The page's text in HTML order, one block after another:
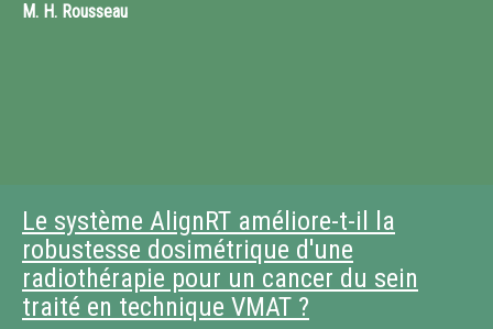
M. H. Rousseau
Le système AlignRT améliore-t-il la
robustesse dosimétrique d'une
radiothérapie pour un cancer du sein
traité en technique VMAT ?